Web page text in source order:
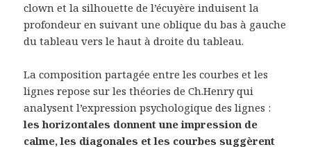
clown et la silhouette de l’écuyère induisent la
profondeur en suivant une oblique du bas à gauche
du tableau vers le haut à droite du tableau.
La composition partagée entre les courbes et les
lignes repose sur les théories de Ch.Henry qui
analysent l’expression psychologique des lignes :
les horizontales donnent une impression de
calme, les diagonales et les courbes suggèrent